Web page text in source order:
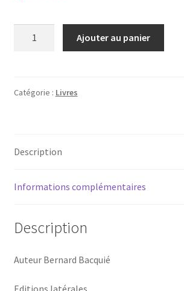
au
Ajouter au panier
Catégorie : Livres
Description
Informations complémentaires
Description
Auteur Bernard Bacquié